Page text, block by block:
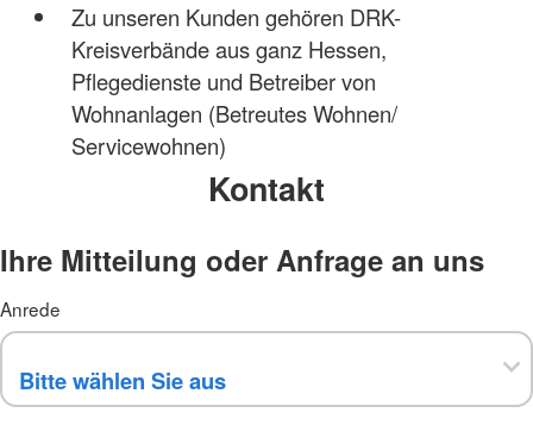
Zu unseren Kunden gehören DRK-
Kreisverbände aus ganz Hessen,
Pflegedienste und Betreiber von
Wohnanlagen (Betreutes Wohnen/
Servicewohnen)
Kontakt
Ihre Mitteilung oder Anfrage an uns
Anrede